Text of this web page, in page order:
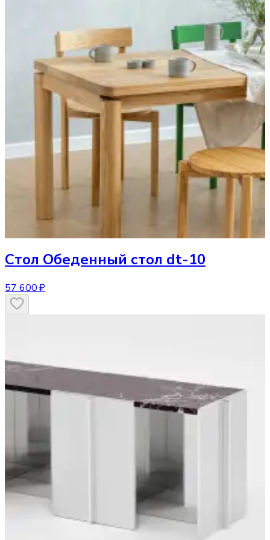
Стол Обеденный стол dt-10
57 600 ₽